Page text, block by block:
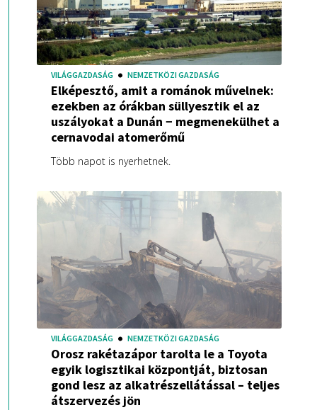
VILÁGGAZDASÁG NEMZETKÖZI GAZDASÁG
Elképesztő, amit a románok művelnek:
ezekben az órákban süllyesztik el az
uszályokat a Dunán − megmenekülhet a
cernavodai atomerőmű
Több napot is nyerhetnek.
VILÁGGAZDASÁG NEMZETKÖZI GAZDASÁG
Orosz rakétazápor tarolta le a Toyota
egyik logisztikai központját, biztosan
gond lesz az alkatrészellátással – teljes
átszervezés jön